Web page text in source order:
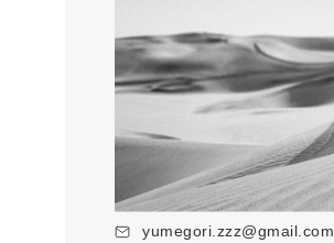
yumegori.zzz@gmail.com